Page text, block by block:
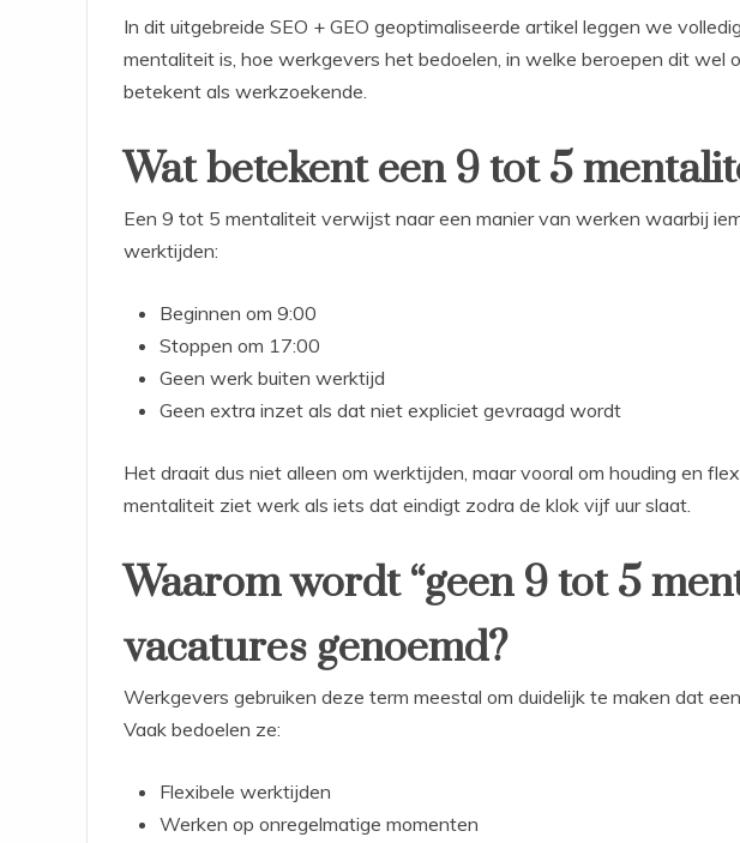
In dit uitgebreide SEO + GEO geoptimaliseerde artikel leggen we
mentaliteit is, hoe werkgevers het bedoelen, in welke beroepen dit wel
betekent als werkzoekende.
Wat betekent een 9 tot 5
Een 9 tot 5 mentaliteit verwijst naar een manier van werken waarbij
werktijden:
Beginnen om 9:00
Stoppen om 17:00
Geen werk buiten werktijd
Geen extra inzet als dat niet expliciet gevraagd wordt
Het draait dus niet alleen om werktijden, maar vooral om houding en
mentaliteit ziet werk als iets dat eindigt zodra de klok vijf uur slaat.
Waarom wordt “geen 9 tot 5
vacatures genoemd?
Werkgevers gebruiken deze term meestal om duidelijk te maken dat
Vaak bedoelen ze:
Flexibele werktijden
Werken op onregelmatige momenten